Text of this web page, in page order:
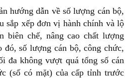
hướng dẫn về số lượng cán bộ,
sắp xếp đơn vị hành chính và lộ
biên chế, nâng cao chất lượng
đó, số lượng cán bộ, công chức,
đa không vượt quá tổng số cán
(số có mặt) của cấp tỉnh trước